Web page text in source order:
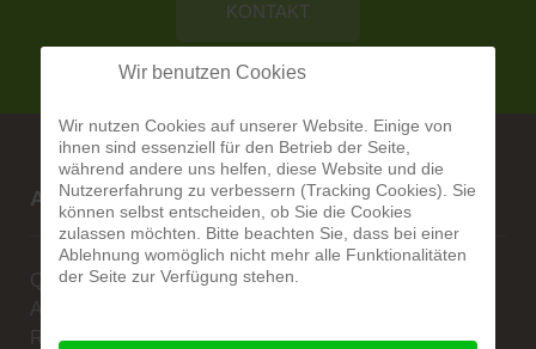
KONTAKT
Alberg-Natursteine
Qualität ist unsere Stärke
Alexander Alberg
Rengoldshauserstr. 1A
Wir benutzen Cookies
Wir nutzen Cookies auf unserer Website. Einige von
ihnen sind essenziell für den Betrieb der Seite,
während andere uns helfen, diese Website und die
Nutzererfahrung zu verbessern (Tracking Cookies). Sie
können selbst entscheiden, ob Sie die Cookies
zulassen möchten. Bitte beachten Sie, dass bei einer
Ablehnung womöglich nicht mehr alle Funktionalitäten
der Seite zur Verfügung stehen.